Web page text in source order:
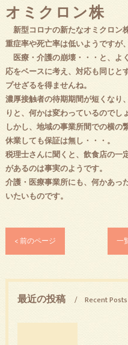
オミクロン株
新型コロナの新たなオミクロン
重症率や死亡率は低いようですが
医療・介護の崩壊・・・と、よ
応をベースに考え、対応も同じと
プせざるを得ませんね。
濃厚接触者の待期期間が短くなり
りと、何かは変わっているのでし
しかし、地域の事業所間での横の
休業しても保証は無し・・・。
税理士さんに聞くと、飲食店の一
があるのは事実のようです。
介護・医療事業所にも、何かあっ
いたいものです。
< 前のページ 一
最近の投稿 Recent Posts